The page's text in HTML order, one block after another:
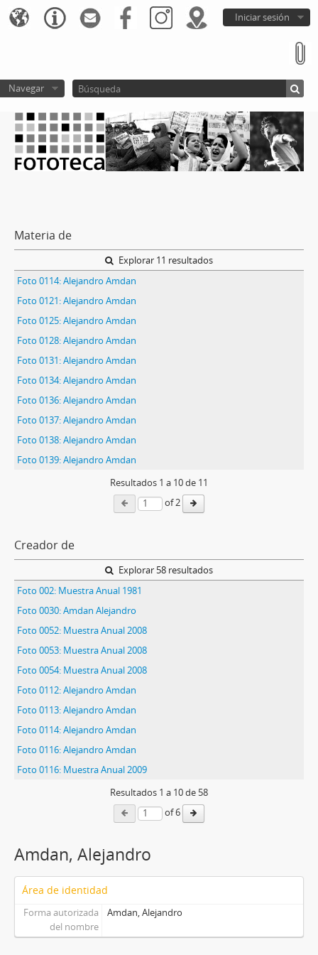
Iniciar sesión
Navegar
Materia de
Explorar 11 resultados
Foto 0114: Alejandro Amdan
Foto 0121: Alejandro Amdan
Foto 0125: Alejandro Amdan
Foto 0128: Alejandro Amdan
Foto 0131: Alejandro Amdan
Foto 0134: Alejandro Amdan
Foto 0136: Alejandro Amdan
Foto 0137: Alejandro Amdan
Foto 0138: Alejandro Amdan
Foto 0139: Alejandro Amdan
Resultados 1 a 10de 11
of 2
Creador de
Explorar 58 resultados
Foto 002: Muestra Anual 1981
Foto 0030: Amdan Alejandro
Foto 0052: Muestra Anual 2008
Foto 0053: Muestra Anual 2008
Foto 0054: Muestra Anual 2008
Foto 0112: Alejandro Amdan
Foto 0113: Alejandro Amdan
Foto 0114: Alejandro Amdan
Foto 0116: Alejandro Amdan
Foto 0116: Muestra Anual 2009
Resultados 1 a 10de 58
of 6
Amdan, Alejandro
Área de identidad
Forma autorizada
del nombre
Amdan, Alejandro